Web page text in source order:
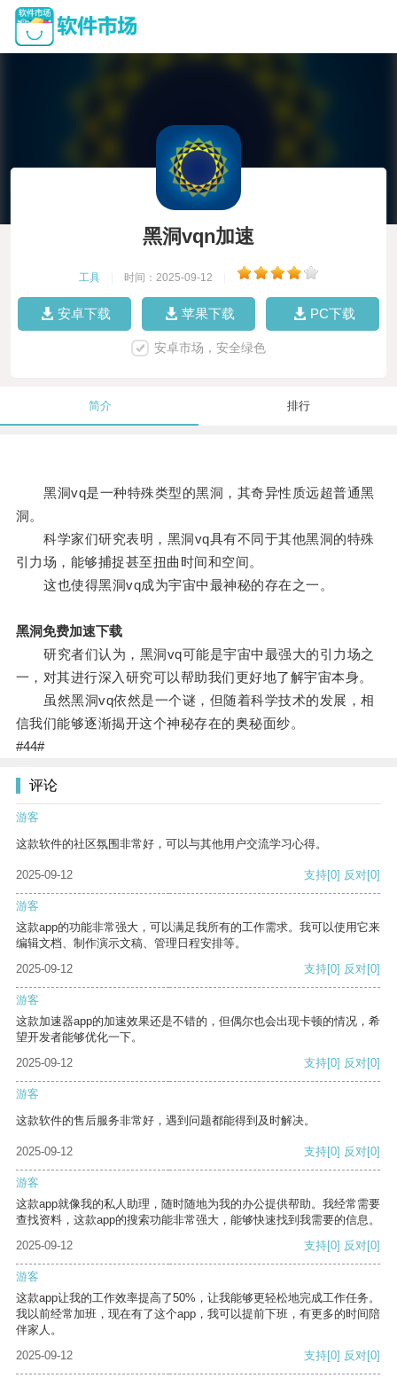
黑洞vqn加速
工具 时间：2025-09-12
安卓下载 苹果下载 PC下载
安卓市场，安全绿色
简介 排行
黑洞vq是一种特殊类型的黑洞，其奇异性质远超普通黑
洞。
科学家们研究表明，黑洞vq具有不同于其他黑洞的特殊
引力场，能够捕捉甚至扭曲时间和空间。
这也使得黑洞vq成为宇宙中最神秘的存在之一。
黑洞免费加速下载
研究者们认为，黑洞vq可能是宇宙中最强大的引力场之
一，对其进行深入研究可以帮助我们更好地了解宇宙本身。
虽然黑洞vq依然是一个谜，但随着科学技术的发展，相
信我们能够逐渐揭开这个神秘存在的奥秘面纱。
#44#
评论
游客
这款软件的社区氛围非常好，可以与其他用户交流学习心得。
2025-09-12 支持[0] 反对[0]
游客
这款app的功能非常强大，可以满足我所有的工作需求。我可以使用它来
编辑文档、制作演示文稿、管理日程安排等。
2025-09-12
支持[0] 反对[0]
游客
这款加速器app的加速效果还是不错的，但偶尔也会出现卡顿的情况，希
望开发者能够优化一下。
2025-09-12
支持[0] 反对[0]
游客
这款软件的售后服务非常好，遇到问题都能得到及时解决。
2025-09-12 支持[0] 反对[0]
游客
这款app就像我的私人助理，随时随地为我的办公提供帮助。我经常需要
查找资料，这款app的搜索功能非常强大，能够快速找到我需要的信息。
2025-09-12
支持[0] 反对[0]
游客
这款app让我的工作效率提高了50%，让我能够更轻松地完成工作任务。
我以前经常加班，现在有了这个app，我可以提前下班，有更多的时间陪
伴家人。
2025-09-12
支持[0] 反对[0]